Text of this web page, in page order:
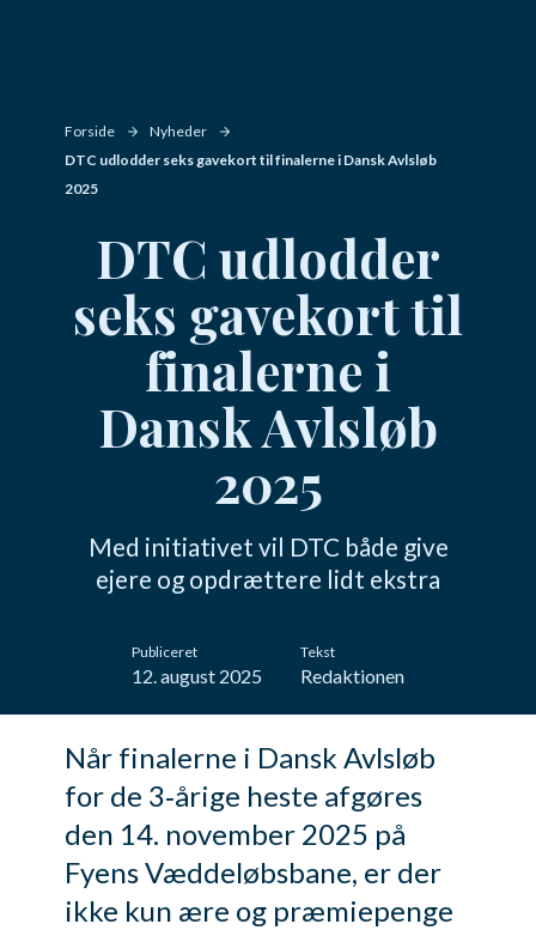
Forside
Nyheder
DTC udlodder seks gavekort til finalerne i Dansk Avlsløb
2025
DTC udlodder
seks gavekort til
finalerne i
Dansk Avlsløb
2025
Med initiativet vil DTC både give
ejere og opdrættere lidt ekstra
Publiceret
12. august 2025
Tekst
Redaktionen
Når finalerne i Dansk Avlsløb
for de 3‑årige heste afgøres
den 14. november 2025 på
Fyens Væddeløbsbane, er der
ikke kun ære og præmiepenge